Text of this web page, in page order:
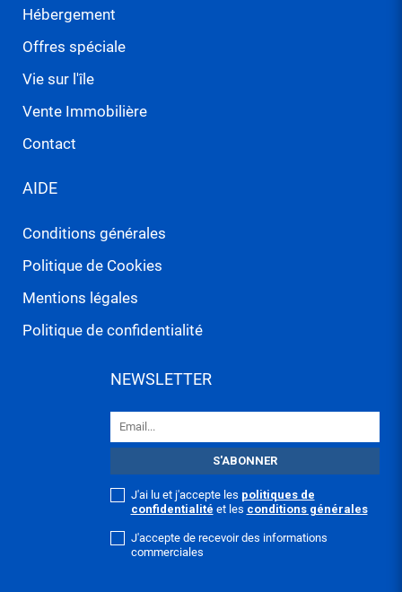
Hébergement
Offres spéciale
Vie sur l'île
Vente Immobilière
Contact
AIDE
Conditions générales
Politique de Cookies
Mentions légales
Politique de confidentialité
NEWSLETTER
J'ai lu et j'accepte les politiques de
confidentialité et les conditions générales
J'accepte de recevoir des informations
commerciales